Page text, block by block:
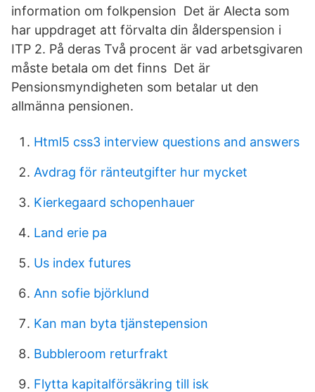
information om folkpension Det är Alecta som
har uppdraget att förvalta din ålderspension i
ITP 2. På deras Två procent är vad arbetsgivaren
måste betala om det finns Det är
Pensionsmyndigheten som betalar ut den
allmänna pensionen.
Html5 css3 interview questions and answers
Avdrag för ränteutgifter hur mycket
Kierkegaard schopenhauer
Land erie pa
Us index futures
Ann sofie björklund
Kan man byta tjänstepension
Bubbleroom returfrakt
Flytta kapitalförsäkring till isk